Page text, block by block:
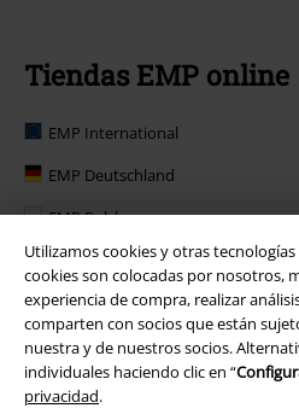
Utilizamos cookies y otras
cookies son colocadas por nosotros,
experiencia de compra, realizar
comparten con socios que están
nuestra y de nuestros socios.
individuales haciendo clic en “
privacidad.
Tiendas EMP online
EMP International
EMP Deutschland
EMP Polska
EMP Norge
EMP Suomi
EMP United Kingdom
EMP Danmark